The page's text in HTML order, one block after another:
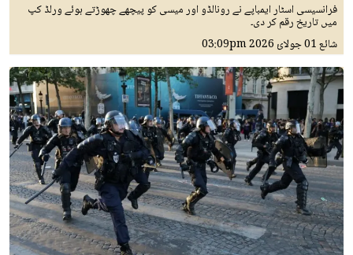
فرانسیسی اسٹار ایمباپے نے رونالڈو اور میسی کو پیچھے چھوڑتے ہوئے ورلڈ کپ
میں تاریخ رقم کر دی۔
شائع01 جولائ 2026 03:09pm